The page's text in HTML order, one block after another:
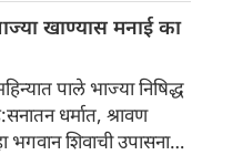
परिणाम होऊ शकतो.
निस्तेजपणा, मुरुमे
यांसारख्या समस्या
खाण्यास मनाई का
पाले भाज्या निषिद्ध
धर्मात, श्रावण
भगवान शिवाची उपासना